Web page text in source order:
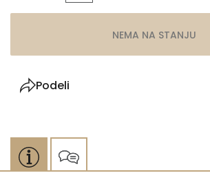
NEMA NA STANJU
Podeli